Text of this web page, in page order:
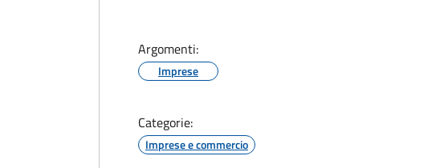
Argomenti:
Imprese
Categorie:
Imprese e commercio